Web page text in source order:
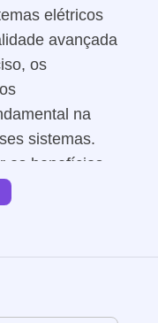
elétricos
avançada
os
na
sistemas.
os benefícios
elétricos